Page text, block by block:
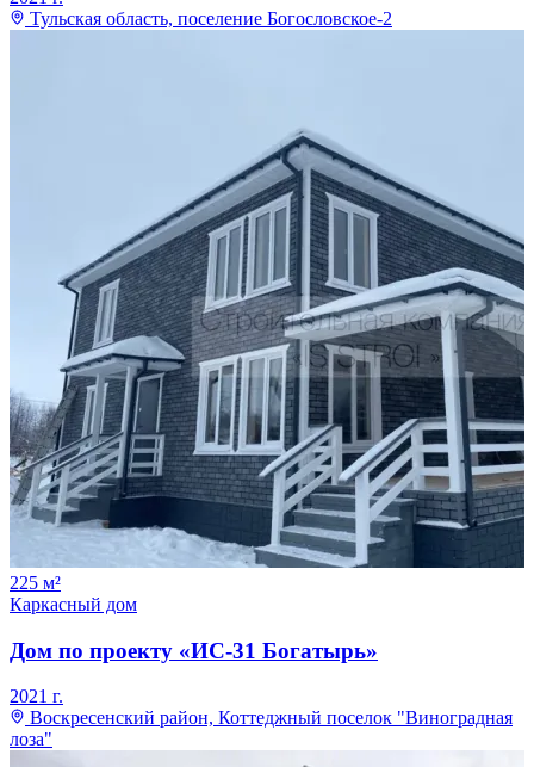
Тульская область, поселение Богословское-2
225 м²
Каркасный дом
Дом по проекту «ИС-31 Богатырь»
2021 г.
Воскресенский район, Коттеджный поселок "Виноградная
лоза"